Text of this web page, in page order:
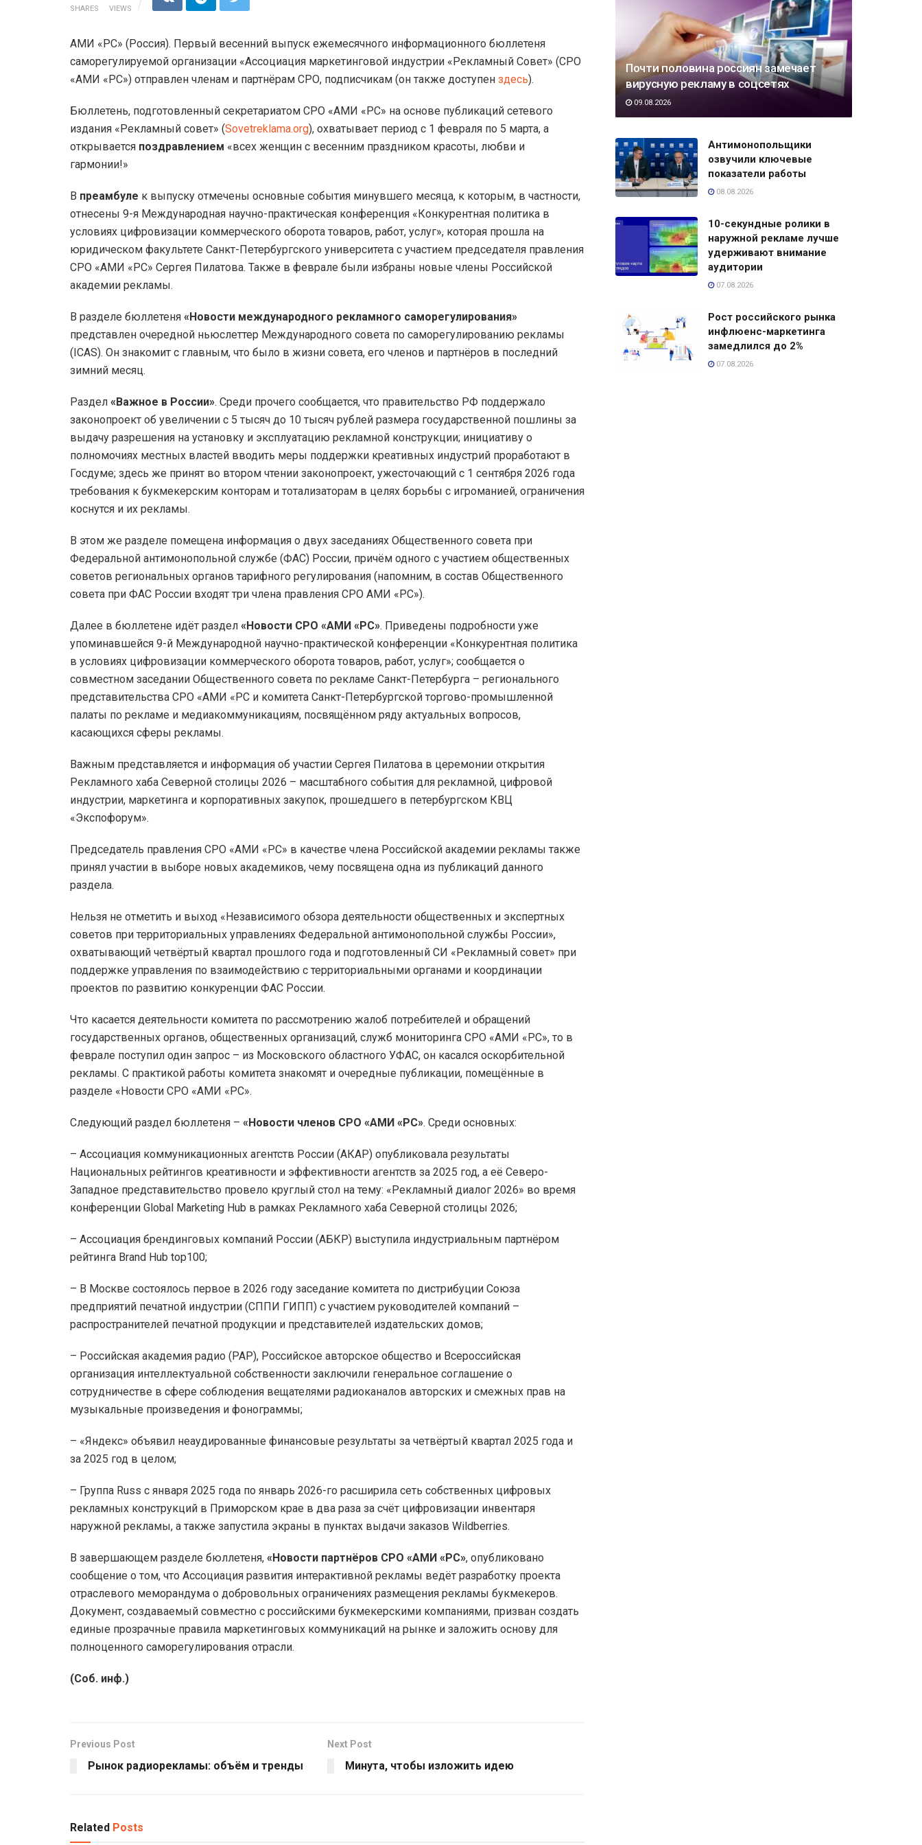
SHARES VIEWS
АМИ «РС» (Россия). Первый весенний выпуск ежемесячного информационного бюллетеня
саморегулируемой организации «Ассоциация маркетинговой индустрии «Рекламный Совет» (СРО
«АМИ «РС») отправлен членам и партнёрам СРО, подписчикам (он также доступен здесь).
Бюллетень, подготовленный секретариатом СРО «АМИ «РС» на основе публикаций сетевого
издания «Рекламный совет» (Sovetreklama.org), охватывает период с 1 февраля по 5 марта, а
открывается поздравлением «всех женщин с весенним праздником красоты, любви и
гармонии!»
В преамбуле к выпуску отмечены основные события минувшего месяца, к которым, в частности,
отнесены 9-я Международная научно-практическая конференция «Конкурентная политика в
условиях цифровизации коммерческого оборота товаров, работ, услуг», которая прошла на
юридическом факультете Санкт-Петербургского университета с участием председателя правления
СРО «АМИ «РС» Сергея Пилатова. Также в феврале были избраны новые члены Российской
академии рекламы.
В разделе бюллетеня «Новости международного рекламного саморегулирования»
представлен очередной ньюслеттер Международного совета по саморегулированию рекламы
(ICAS). Он знакомит с главным, что было в жизни совета, его членов и партнёров в последний
зимний месяц.
Раздел «Важное в России». Среди прочего сообщается, что правительство РФ поддержало
законопроект об увеличении с 5 тысяч до 10 тысяч рублей размера государственной пошлины за
выдачу разрешения на установку и эксплуатацию рекламной конструкции; инициативу о
полномочиях местных властей вводить меры поддержки креативных индустрий проработают в
Госдуме; здесь же принят во втором чтении законопроект, ужесточающий с 1 сентября 2026 года
требования к букмекерским конторам и тотализаторам в целях борьбы с игроманией, ограничения
коснутся и их рекламы.
В этом же разделе помещена информация о двух заседаниях Общественного совета при
Федеральной антимонопольной службе (ФАС) России, причём одного с участием общественных
советов региональных органов тарифного регулирования (напомним, в состав Общественного
совета при ФАС России входят три члена правления СРО АМИ «РС»).
Далее в бюллетене идёт раздел «Новости СРО «АМИ «РС». Приведены подробности уже
упоминавшейся 9-й Международной научно-практической конференции «Конкурентная политика
в условиях цифровизации коммерческого оборота товаров, работ, услуг»; сообщается о
совместном заседании Общественного совета по рекламе Санкт-Петербурга – регионального
представительства СРО «АМИ «РС и комитета Санкт-Петербургской торгово-промышленной
палаты по рекламе и медиакоммуникациям, посвящённом ряду актуальных вопросов,
касающихся сферы рекламы.
Важным представляется и информация об участии Сергея Пилатова в церемонии открытия
Рекламного хаба Северной столицы 2026 – масштабного события для рекламной, цифровой
индустрии, маркетинга и корпоративных закупок, прошедшего в петербургском КВЦ
«Экспофорум».
Председатель правления СРО «АМИ «РС» в качестве члена Российской академии рекламы также
принял участии в выборе новых академиков, чему посвящена одна из публикаций данного
раздела.
Нельзя не отметить и выход «Независимого обзора деятельности общественных и экспертных
советов при территориальных управлениях Федеральной антимонопольной службы России»,
охватывающий четвёртый квартал прошлого года и подготовленный СИ «Рекламный совет» при
поддержке управления по взаимодействию с территориальными органами и координации
проектов по развитию конкуренции ФАС России.
Что касается деятельности комитета по рассмотрению жалоб потребителей и обращений
государственных органов, общественных организаций, служб мониторинга СРО «АМИ «РС», то в
феврале поступил один запрос – из Московского областного УФАС, он касался оскорбительной
рекламы. С практикой работы комитета знакомят и очередные публикации, помещённые в
разделе «Новости СРО «АМИ «РС».
Следующий раздел бюллетеня – «Новости членов СРО «АМИ «РС». Среди основных:
– Ассоциация коммуникационных агентств России (АКАР) опубликовала результаты
Национальных рейтингов креативности и эффективности агентств за 2025 год, а её Северо-
Западное представительство провело круглый стол на тему: «Рекламный диалог 2026» во время
конференции Global Marketing Hub в рамках Рекламного хаба Северной столицы 2026;
– Ассоциация брендинговых компаний России (АБКР) выступила индустриальным партнёром
рейтинга Brand Hub top100;
– В Москве состоялось первое в 2026 году заседание комитета по дистрибуции Союза
предприятий печатной индустрии (СППИ ГИПП) с участием руководителей компаний –
распространителей печатной продукции и представителей издательских домов;
– Российская академия радио (РАР), Российское авторское общество и Всероссийская
организация интеллектуальной собственности заключили генеральное соглашение о
сотрудничестве в сфере соблюдения вещателями радиоканалов авторских и смежных прав на
музыкальные произведения и фонограммы;
– «Яндекс» объявил неаудированные финансовые результаты за четвёртый квартал 2025 года и
за 2025 год в целом;
– Группа Russ с января 2025 года по январь 2026-го расширила сеть собственных цифровых
рекламных конструкций в Приморском крае в два раза за счёт цифровизации инвентаря
наружной рекламы, а также запустила экраны в пунктах выдачи заказов Wildberries.
В завершающем разделе бюллетеня, «Новости партнёров СРО «АМИ «РС», опубликовано
сообщение о том, что Ассоциация развития интерактивной рекламы ведёт разработку проекта
отраслевого меморандума о добровольных ограничениях размещения рекламы букмекеров.
Документ, создаваемый совместно с российскими букмекерскими компаниями, призван создать
единые прозрачные правила маркетинговых коммуникаций на рынке и заложить основу для
полноценного саморегулирования отрасли.
(Соб. инф.)
Previous Post
Рынок радиорекламы: объём и тренды
Next Post
Минута, чтобы изложить идею
Related Posts
Почти половина россиян замечает
вирусную рекламу в соцсетях
09.08.2026
Антимонопольщики
озвучили ключевые
показатели работы
08.08.2026
10-секундные ролики в
наружной рекламе лучше
удерживают внимание
аудитории
07.08.2026
Рост российского рынка
инфлюенс-маркетинга
замедлился до 2%
07.08.2026